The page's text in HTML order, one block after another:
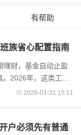
有帮助
族省心配置指南
理财，基金自动止盈
2026年，这类工具
人士提供省心配置方
2026-03-31 15:11
户必须先有普通